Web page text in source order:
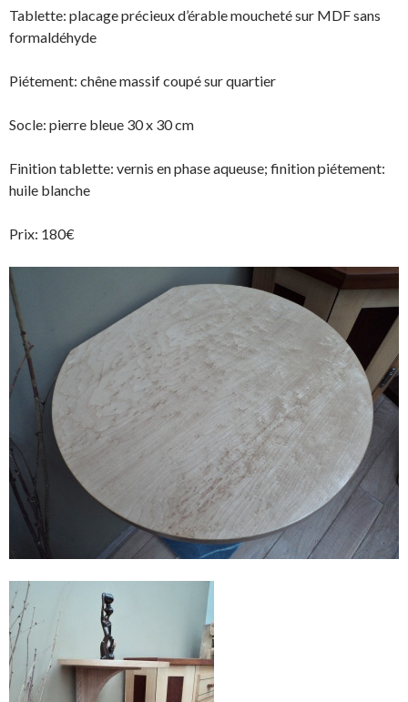
Tablette: placage précieux d’érable moucheté sur MDF sans
formaldéhyde
Piétement: chêne massif coupé sur quartier
Socle: pierre bleue 30 x 30 cm
Finition tablette: vernis en phase aqueuse; finition piétement:
huile blanche
Prix: 180€